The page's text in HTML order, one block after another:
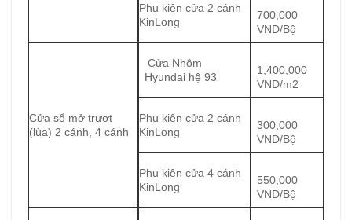
Phụ kiện cửa 2 cánh
KinLong
700,000
VND/Bộ
Cửa sổ mở trượt
(lùa) 2 cánh, 4 cánh
Cửa Nhôm
Hyundai hệ 93
1,400,000
VND/m2
Phụ kiện cửa 2 cánh
KinLong
300,000
VND/Bộ
Phụ kiện cửa 4 cánh
KinLong
550,000
VND/Bộ